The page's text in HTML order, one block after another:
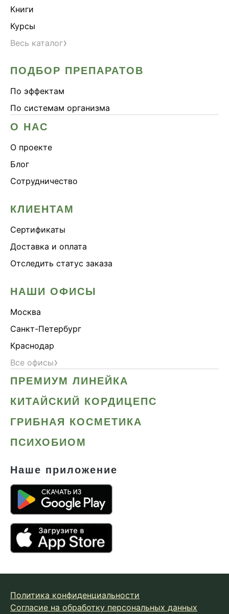
Книги
Курсы
Весь каталог›
ПОДБОР ПРЕПАРАТОВ
По эффектам
По системам организма
О НАС
О проекте
Блог
Сотрудничество
КЛИЕНТАМ
Сертификаты
Доставка и оплата
Отследить статус заказа
НАШИ ОФИСЫ
Москва
Санкт-Петербург
Краснодар
Все офисы›
ПРЕМИУМ ЛИНЕЙКА
КИТАЙСКИЙ КОРДИЦЕПС
ГРИБНАЯ КОСМЕТИКА
ПСИХОБИОМ
Наше приложение
Политика конфиденциальности
Согласие на обработку персональных данных